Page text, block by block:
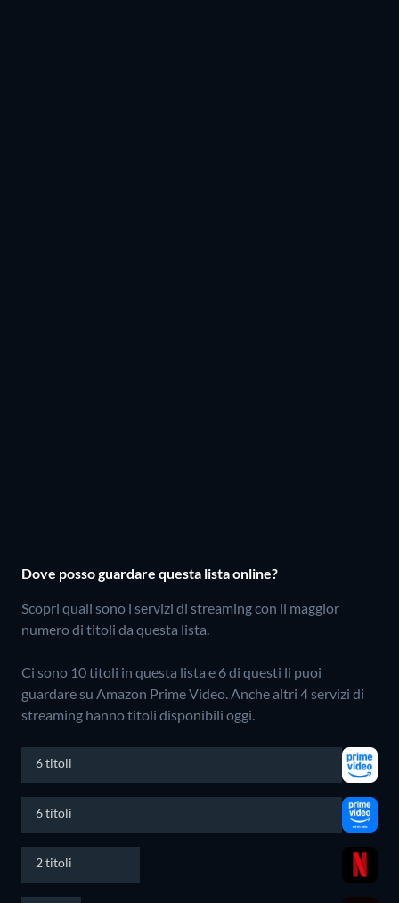
Dove posso guardare questa lista online?
Scopri quali sono i servizi di streaming con il maggior
numero di titoli da questa lista.
Ci sono 10 titoli in questa lista e 6 di questi li puoi
guardare su Amazon Prime Video. Anche altri 4 servizi di
streaming hanno titoli disponibili oggi.
6 titoli
6 titoli
2 titoli